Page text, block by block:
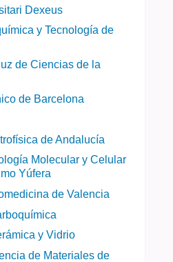
Dexeus
y Tecnología de
de Ciencias de la
de Barcelona
de Andalucía
Molecular y Celular
Yúfera
de Valencia
y Vidrio
de Materiales de